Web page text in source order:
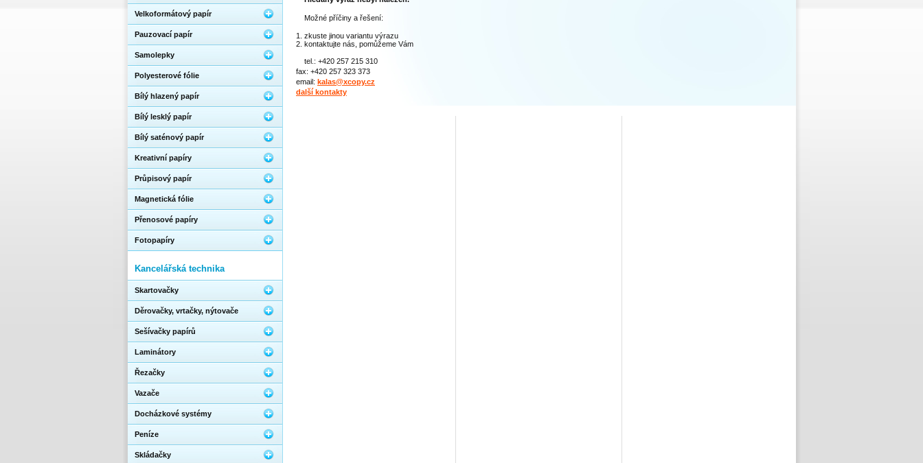
Možné příčiny a řešení:
zkuste jinou variantu výrazu
kontaktujte nás, pomůžeme Vám
tel.: +420 257 215 310
fax: +420 257 323 373
email: kalas@xcopy.cz
další kontakty
Velkoformátový papír
Pauzovací papír
Samolepky
Polyesterové fólie
Bílý hlazený papír
Bílý lesklý papír
Bílý saténový papír
Kreativní papíry
Průpisový papír
Magnetická fólie
Přenosové papíry
Fotopapíry
Kancelářská technika
Skartovačky
Děrovačky, vrtačky, nýtovače
Sešívačky papírů
Laminátory
Řezačky
Vazače
Docházkové systémy
Peníze
Skládačky